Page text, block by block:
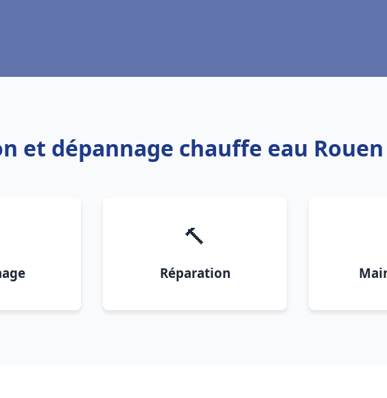
et dépannage chauffe eau Rouen
🔨
Réparation